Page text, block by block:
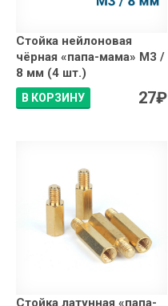
Стойка нейлоновая
чёрная «папа-мама» М3 /
8 мм (4 шт.)
В КОРЗИНУ 27₽
Стойка латунная «папа-